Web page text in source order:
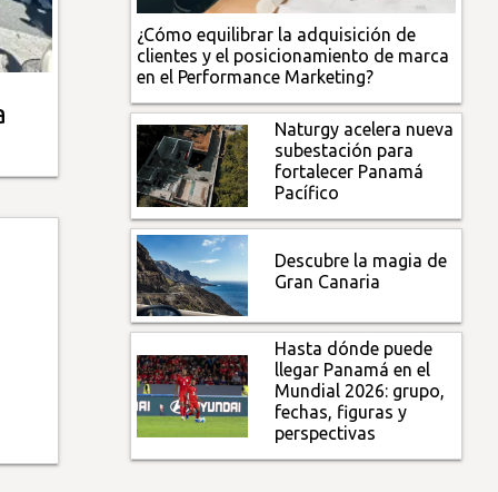
¿Cómo equilibrar la adquisición de
clientes y el posicionamiento de marca
en el Performance Marketing?
Naturgy acelera nueva
subestación para
fortalecer Panamá
Pacífico
Descubre la magia de
Gran Canaria
Hasta dónde puede
llegar Panamá en el
Mundial 2026: grupo,
fechas, figuras y
perspectivas